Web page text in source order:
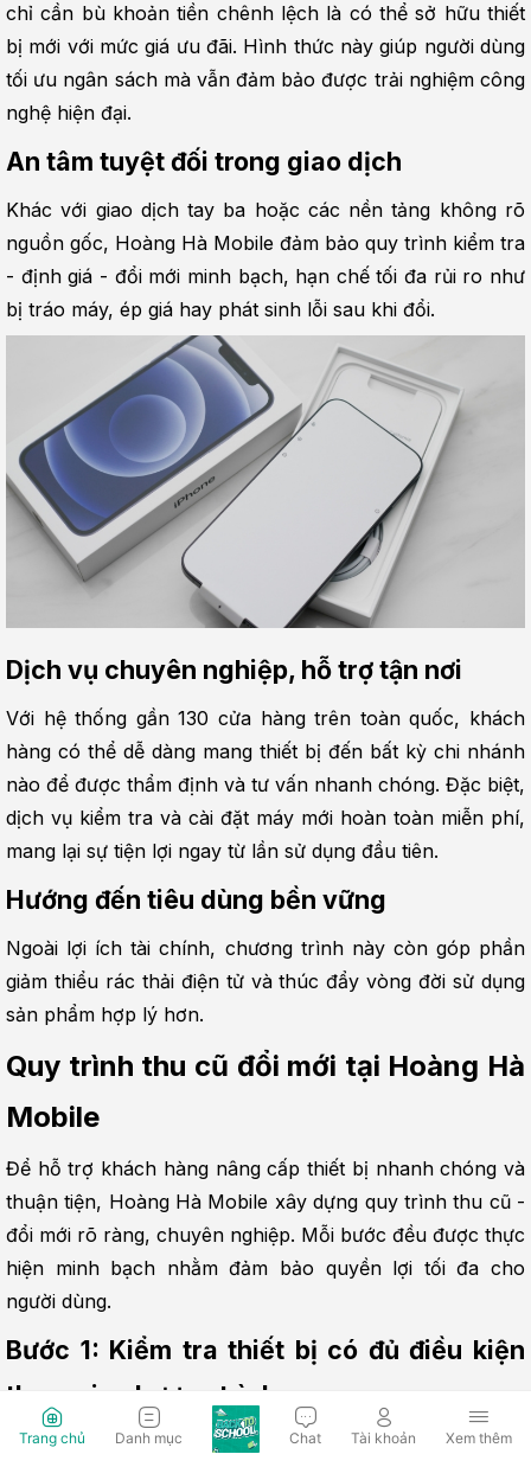
chỉ cần bù khoản tiền chênh lệch là có thể sở hữu thiết
bị mới với mức giá ưu đãi. Hình thức này giúp người dùng
tối ưu ngân sách mà vẫn đảm bảo được trải nghiệm công
nghệ hiện đại.
An tâm tuyệt đối trong giao dịch
Khác với giao dịch tay ba hoặc các nền tảng không rõ
nguồn gốc, Hoàng Hà Mobile đảm bảo quy trình kiểm tra
- định giá - đổi mới minh bạch, hạn chế tối đa rủi ro như
bị tráo máy, ép giá hay phát sinh lỗi sau khi đổi.
Dịch vụ chuyên nghiệp, hỗ trợ tận nơi
Với hệ thống gần 130 cửa hàng trên toàn quốc, khách
hàng có thể dễ dàng mang thiết bị đến bất kỳ chi nhánh
nào để được thẩm định và tư vấn nhanh chóng. Đặc biệt,
dịch vụ kiểm tra và cài đặt máy mới hoàn toàn miễn phí,
mang lại sự tiện lợi ngay từ lần sử dụng đầu tiên.
Hướng đến tiêu dùng bền vững
Ngoài lợi ích tài chính, chương trình này còn góp phần
giảm thiểu rác thải điện tử và thúc đẩy vòng đời sử dụng
sản phẩm hợp lý hơn.
Quy trình thu cũ đổi mới tại Hoàng Hà
Mobile
Để hỗ trợ khách hàng nâng cấp thiết bị nhanh chóng và
thuận tiện, Hoàng Hà Mobile xây dựng quy trình thu cũ -
đổi mới rõ ràng, chuyên nghiệp. Mỗi bước đều được thực
hiện minh bạch nhằm đảm bảo quyền lợi tối đa cho
người dùng.
Bước 1: Kiểm tra thiết bị có đủ điều kiện
tham gia chương trình
Nhân viên sẽ hỗ trợ kiểm tra xem thiết bị bạn đang sử
Trang chủ Danh mục Chat Tài khoản Xem thêm